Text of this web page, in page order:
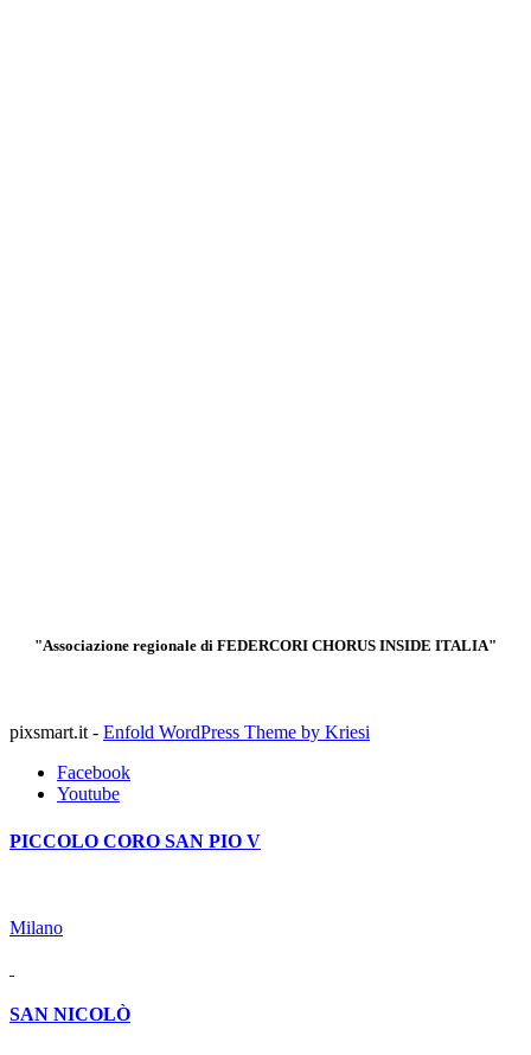
"Associazione regionale di FEDERCORI CHORUS INSIDE ITALIA"
pixsmart.it - Enfold WordPress Theme by Kriesi
Facebook
Youtube
PICCOLO CORO SAN PIO V
Milano
SAN NICOLÒ